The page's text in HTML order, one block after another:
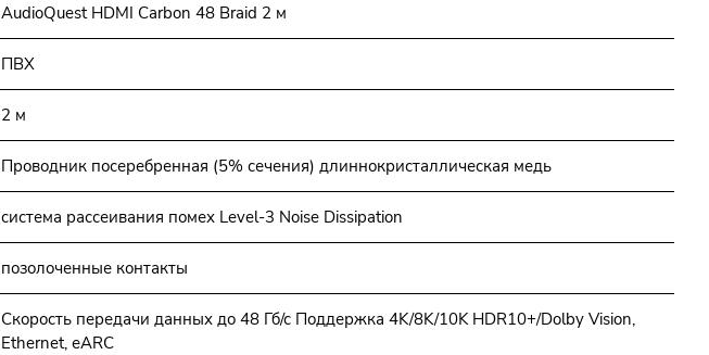
AudioQuest HDMI Carbon 48 Braid 2 м
ПВХ
2 м
Проводник посеребренная (5% сечения) длиннокристаллическая медь
система рассеивания помех Level-3 Noise Dissipation
позолоченные контакты
Скорость передачи данных до 48 Гб/с Поддержка 4K/8K/10K HDR10+/Dolby Vision,
Ethernet, еARC